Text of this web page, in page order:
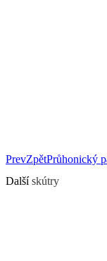
PrevZpětPrůhonický
Dalšískútry